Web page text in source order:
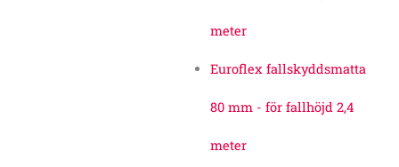
meter
Euroflex fallskyddsmatta
80 mm - för fallhöjd 2,4
meter